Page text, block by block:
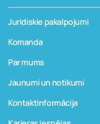
Juridiskie pakalpojumi
Komanda
Par mums
Jaunumi un notikumi
Kontaktinformācija